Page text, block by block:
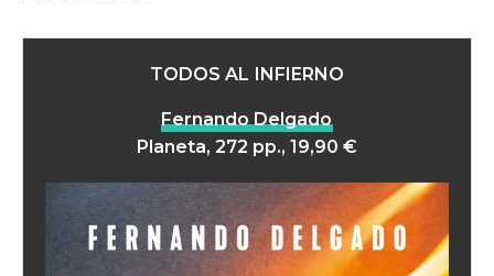
TODOS AL INFIERNO
Fernando Delgado
Planeta, 272 pp., 19,90 €